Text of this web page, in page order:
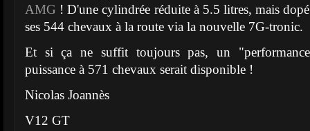
AMG ! D'une cylindrée réduite à 5.5 litres, mais
ses 544 chevaux à la route via la nouvelle 7G-tronic.
Et si ça ne suffit toujours pas, un
puissance à 571 chevaux serait disponible !
Nicolas Joannès
V12 GT